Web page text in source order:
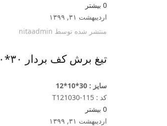
0 بیشتر
اردیبهشت ۳۱, ۱۳۹۹
منتشر شده توسط nitaadmin
تیغ برش کف بردار ۳۰*۱۰
سایز : 30*10*12
کد : T121030-115
0 بیشتر
اردیبهشت ۳۱, ۱۳۹۹